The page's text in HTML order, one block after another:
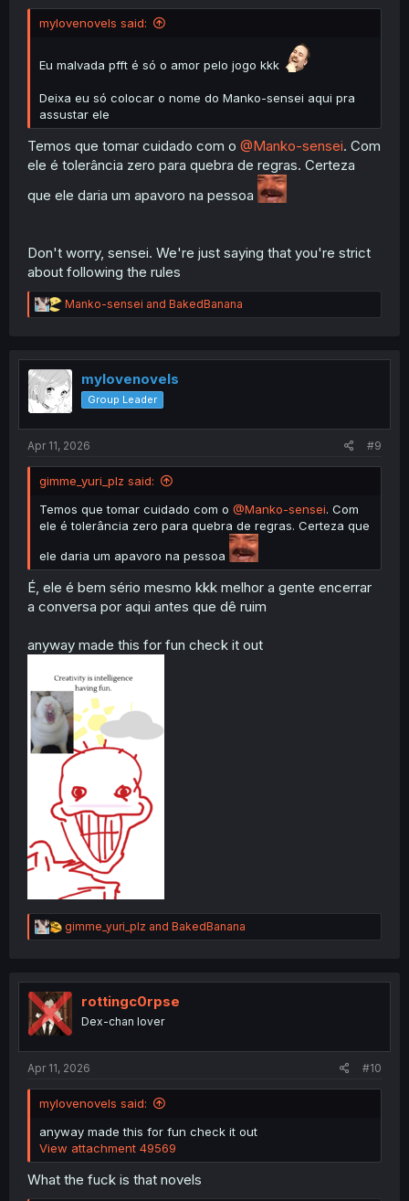
mylovenovels said:
Eu malvada pfft é só o amor pelo jogo kkk
Deixa eu só colocar o nome do Manko-sensei aqui pra
assustar ele
Temos que tomar cuidado com o @Manko-sensei. Com
ele é tolerância zero para quebra de regras. Certeza
que ele daria um apavoro na pessoa
Don't worry, sensei. We're just saying that you're strict
about following the rules
R
e
t
o
n
Manko-sensei and BakedBanana
mylovenovels
Group Leader
Apr 11, 2026 #9
gimme_yuri_plz said:
Temos que tomar cuidado com o @Manko-sensei. Com
ele é tolerância zero para quebra de regras. Certeza que
ele daria um apavoro na pessoa
É, ele é bem sério mesmo kkk melhor a gente encerrar
a conversa por aqui antes que dê ruim
anyway made this for fun check it out
R
e
t
i
o
n
gimme_yuri_plz and BakedBanana
rottingc0rpse
Dex-chan lover
Apr 11, 2026 #10
mylovenovels said:
anyway made this for fun check it out
View attachment 49569
What the fuck is that novels